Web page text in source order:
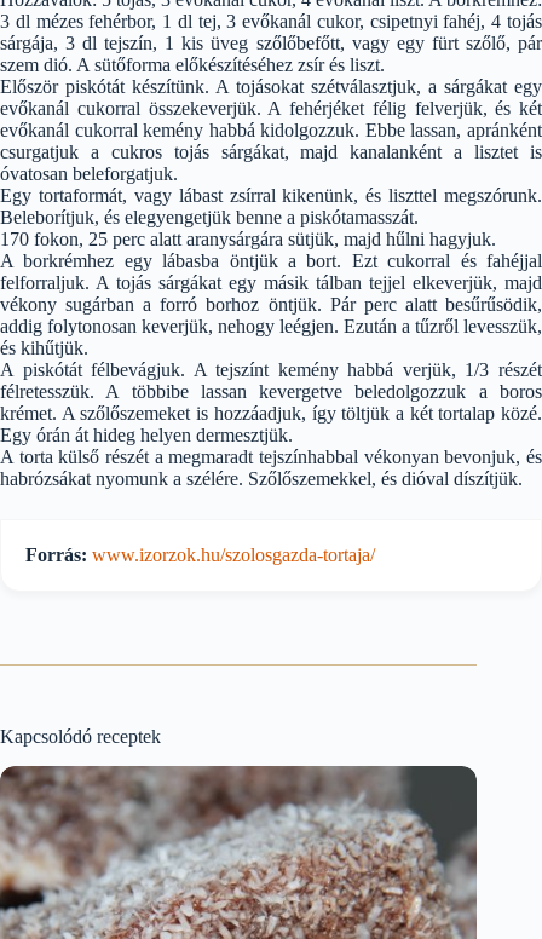
3 dl mézes fehérbor, 1 dl tej, 3 evőkanál cukor, csipetnyi fahéj, 4 tojás
sárgája, 3 dl tejszín, 1 kis üveg szőlőbefőtt, vagy egy fürt szőlő, pár
szem dió. A sütőforma előkészítéséhez zsír és liszt.
Először piskótát készítünk. A tojásokat szétválasztjuk, a sárgákat egy
evőkanál cukorral összekeverjük. A fehérjéket félig felverjük, és két
evőkanál cukorral kemény habbá kidolgozzuk. Ebbe lassan, apránként
csurgatjuk a cukros tojás sárgákat, majd kanalanként a lisztet is
óvatosan beleforgatjuk.
Egy tortaformát, vagy lábast zsírral kikenünk, és liszttel megszórunk.
Beleborítjuk, és elegyengetjük benne a piskótamasszát.
170 fokon, 25 perc alatt aranysárgára sütjük, majd hűlni hagyjuk.
A borkrémhez egy lábasba öntjük a bort. Ezt cukorral és fahéjjal
felforraljuk. A tojás sárgákat egy másik tálban tejjel elkeverjük, majd
vékony sugárban a forró borhoz öntjük. Pár perc alatt besűrűsödik,
addig folytonosan keverjük, nehogy leégjen. Ezután a tűzről levesszük,
és kihűtjük.
A piskótát félbevágjuk. A tejszínt kemény habbá verjük, 1/3 részét
félretesszük. A többibe lassan kevergetve beledolgozzuk a boros
krémet. A szőlőszemeket is hozzáadjuk, így töltjük a két tortalap közé.
Egy órán át hideg helyen dermesztjük.
A torta külső részét a megmaradt tejszínhabbal vékonyan bevonjuk, és
habrózsákat nyomunk a szélére. Szőlőszemekkel, és dióval díszítjük.
Forrás: www.izorzok.hu/szolosgazda-tortaja/
Kapcsolódó receptek